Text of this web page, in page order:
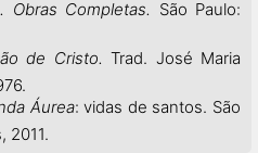
. Obras Completas. São Paulo:
de Cristo. Trad. José Maria
Áurea: vidas de santos. São
2011.